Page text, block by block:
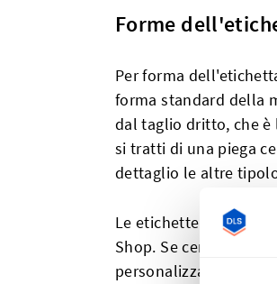
Forme
Per forma
forma standard della
dal taglio dritto, che è
si tratti di una piega
dettaglio le altre
Le etichette dal taglio
Shop. Se cerchi una
personalizzate per